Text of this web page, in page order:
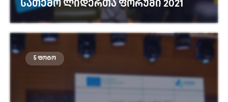
ᲡᲐᲗᲔᲛᲝ ᲚᲘᲓᲔᲠᲗᲐ ᲤᲝᲠᲣᲛᲘ 2021
იხილეთ მეტი
5 ფოტო